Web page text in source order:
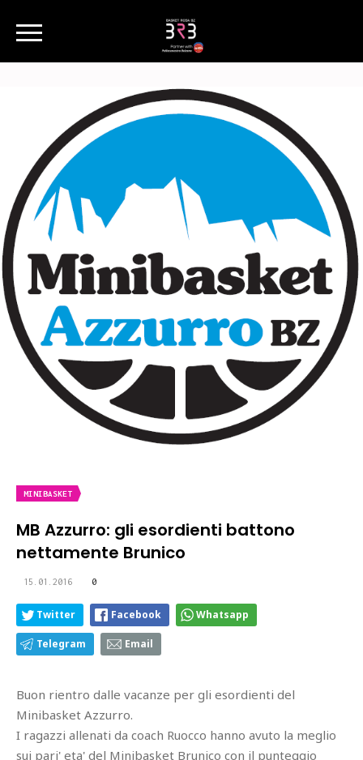
MINIBASKET
MB Azzurro: gli esordienti battono
nettamente Brunico
15.01.2016 0
Twitter Facebook Whatsapp
Telegram Email
Buon rientro dalle vacanze per gli esordienti del
Minibasket Azzurro.
I ragazzi allenati da coach Ruocco hanno avuto la meglio
sui pari' eta' del Minibasket Brunico con il punteggio